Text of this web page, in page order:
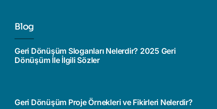
Blog
Geri Dönüşüm Sloganları Nelerdir? 2025 Geri
Dönüşüm İle İlgili Sözler
Geri Dönüşüm Proje Örnekleri ve Fikirleri Nelerdir?